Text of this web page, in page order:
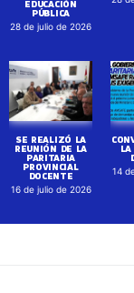
EDUCACIÓN
PÚBLICA
28 de julio de 2026
SE REALIZÓ LA
REUNIÓN DE LA
PARITARIA
PROVINCIAL
DOCENTE
16 de julio de 2026
14